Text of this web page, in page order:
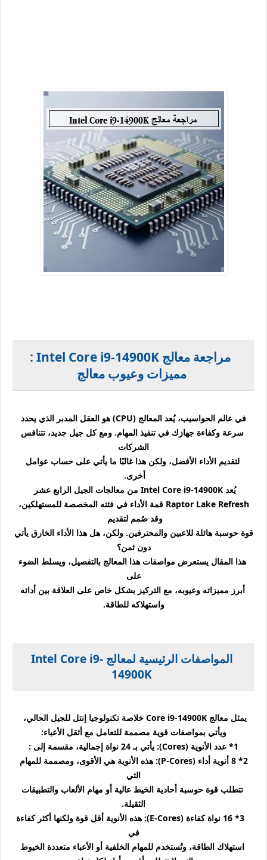
مراجعة
معالج Intel Core i9-14900K :
مميزات وعيوب معالج
في عالم الحواسيب، يُعد المعالج (CPU) هو العقل المدبر الذي يحدد
سرعة وكفاءة جهازك في تنفيذ المهام. ومع كل جيل جديد، تتنافس
الشركات
لتقديم الأداء الأفضل، ولكن هذا غالبًا ما يأتي على حساب عوامل
أخرى.
يُعد Intel Core i9-14900K من معالجات الجيل الرابع عشر
Raptor Lake Refresh قمة الأداء في فئته المخصصة للمستهلكين،
وقد صُمم لتقديم
قوة حوسبة هائلة للاعبين والمحترفين. ولكن، هل هذا الأداء الخارق يأتي
دون ثمن؟
هذا المقال يستعرض مواصفات هذا المعالج بالتفصيل، ويسلط الضوء
على
أبرز مميزاته وعيوبه، مع التركيز بشكل خاص على العلاقة بين أدائه
واستهلاكه للطاقة.
المواصفات الرئيسية لمعالج Intel Core i9-
14900K
يمثل معالج Core i9-14900K خلاصة تكنولوجيا إنتل للجيل الحالي،
ويأتي بمواصفات قوية مصممة للتعامل مع أثقل الأعباء:
1* عدد الأنوية (Cores): يأتي بـ 24 نواة إجمالية، مقسمة إلى :
2* 8 أنوية أداء (P-Cores): هذه الأنوية هي الأقوى، ومصممة للمهام
التي
تتطلب قوة حوسبة أحادية الخيط عالية أو مهام الألعاب والتطبيقات
الثقيلة.
3* 16 نواة كفاءة (E-Cores): هذه الأنوية أقل قوة ولكنها أكثر كفاءة
في
استهلاك الطاقة، وتُستخدم للمهام الخلفية أو الأعباء متعددة الخيوط